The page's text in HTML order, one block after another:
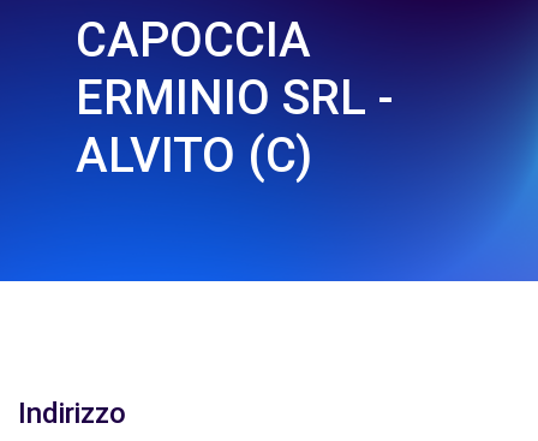
CAPOCCIA
ERMINIO SRL -
ALVITO (C)
Indirizzo